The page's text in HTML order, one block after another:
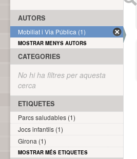
AUTORS
Mobiliat i Via Pública (1)
MOSTRAR MENYS AUTORS
CATEGORIES
No hi ha filtres per aquesta
cerca
ETIQUETES
Parcs saludables (1)
Jocs infantils (1)
Girona (1)
MOSTRAR MÉS ETIQUETES